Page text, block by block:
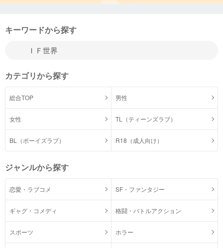
キーワードから探す
カテゴリから探す
総合TOP 男性
女性 TL（ティーンズラブ）
BL（ボーイズラブ） R18（成人向け）
ジャンルから探す
恋愛・ラブコメ SF・ファンタジー
ギャグ・コメディ 格闘・バトルアクション
スポーツ ホラー